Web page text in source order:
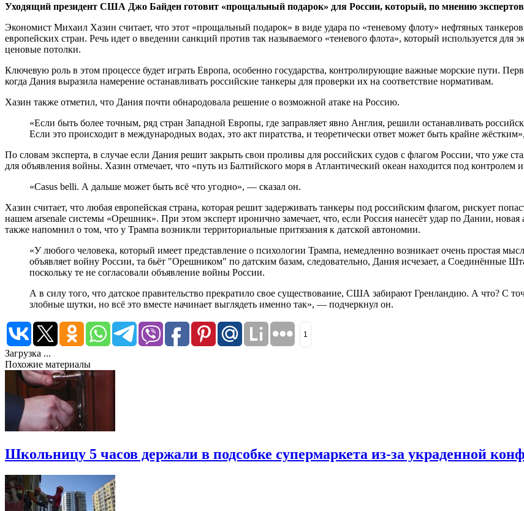
Уходящий президент США Джо Байден готовит «прощальный подарок» для России, который, по мнению
Экономист Михаил Хазин считает, что этот «прощальный подарок» в виде удара по «теневому флоту» нефтяных
европейских стран. Речь идет о введении санкций против так называемого «теневого флота», который используется
ценовые потолки.
Ключевую роль в этом процессе будет играть Европа, особенно государства, контролирующие важные морские пути.
когда Дания выразила намерение останавливать российские танкеры для проверки их на соответствие нормативам.
Хазин также отметил, что Дания почти обнародовала решение о возможной атаке на Россию.
«Если быть более точным, ряд стран Западной Европы, где заправляет явно Англия, решили останавливать
Если это происходит в международных водах, это акт пиратства, и теоретически ответ может быть крайне
По словам эксперта, в случае если Дания решит закрыть свои проливы для российских судов с флагом России, что уже
для объявления войны. Хазин отмечает, что «путь из Балтийского моря в Атлантический океан находится под контролем
«Casus belli. А дальше может быть всё что угодно», — сказал он.
Хазин считает, что любая европейская страна, которая решит задерживать танкеры под российским флагом, рискует
нашем arsenale системы «Орешник». При этом эксперт иронично замечает, что, если Россия нанесёт удар по Дании,
также напомнил о том, что у Трампа возникли территориальные притязания к датской автономии.
«У любого человека, который имеет представление о психологии Трампа, немедленно возникает очень простая
объявляет войну России, та бьёт "Орешником" по датским базам, следовательно, Дания исчезает, а Соединённые
поскольку те не согласовали объявление войны России.
А в силу того, что датское правительство прекратило свое существование, США забирают Гренландию. А что? С
злобные шутки, но всё это вместе начинает выглядеть именно так», — подчеркнул он.
1
Загрузка ...
Похожие материалы
Школьницу 5 часов держали в подсобке супермаркета из-за украденной